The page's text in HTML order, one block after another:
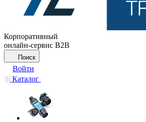
Корпоративный
онлайн-сервис B2B
Поиск
Войти
Каталог